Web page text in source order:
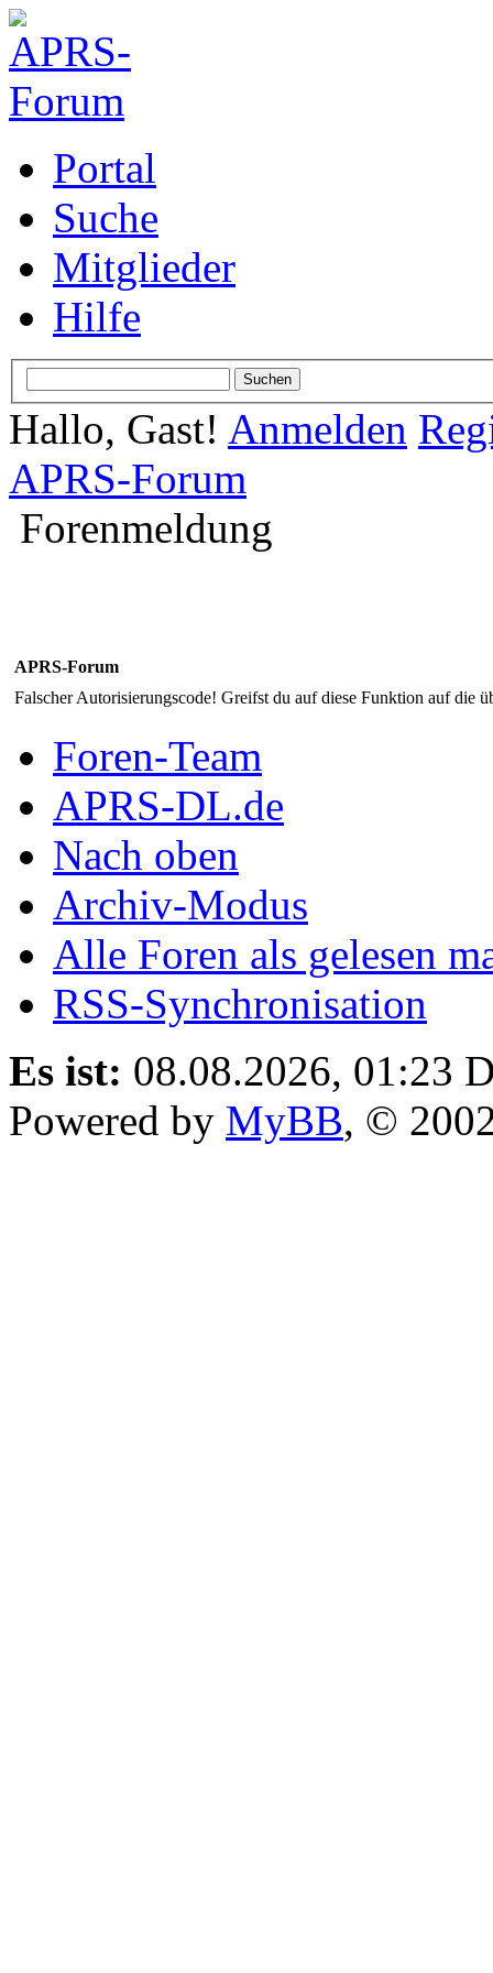
Portal
Suche
Mitglieder
Hilfe
Hallo, Gast! Anmelden
APRS-Forum
Forenmeldung
APRS-Forum
Falscher Autorisierungscode! Greifst du auf diese Funktion auf die
Foren-Team
APRS-DL.de
Nach oben
Archiv-Modus
Alle Foren als gelesen
RSS-Synchronisation
Es ist: 08.08.2026, 01:23
Powered by MyBB, ©